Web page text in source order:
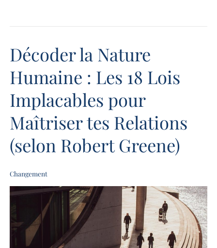
Décoder la Nature
Humaine : Les 18 Lois
Implacables pour
Maîtriser tes Relations
(selon Robert Greene)
Changement
Décoder
la
Nature
Humaine
:
Les
18
Implacables
pour
Maîtriser
Relations
(selon
Greene)